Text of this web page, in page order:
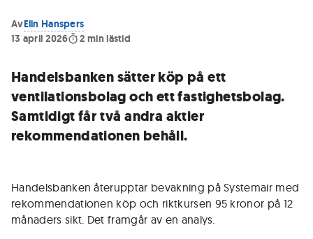
AvElin Hanspers
13 april 2026
2 min lästid
Handelsbanken sätter köp på ett
ventilationsbolag och ett fastighetsbolag.
Samtidigt får två andra aktier
rekommendationen behåll.
Handelsbanken återupptar bevakning på Systemair med
rekommendationen köp och riktkursen 95 kronor på 12
månaders sikt. Det framgår av en analys.